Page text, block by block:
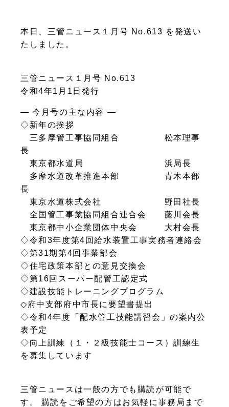
本日、三管ニュース１月号 No.613 を発送い
たしました。
三管ニュース１月号 No.613
令和4年1月1日発行
― 今月号の主な内容 ―
◇新年の挨拶
三多摩管工事協同組合 松本理事
長
東京都水道局 浜局長
多摩水道改革推進本部 青木本部
長
東京水道株式会社 野田社長
全国管工事業協同組合連合会 藤川会長
東京都中小企業団体中央会 大村会長
◇令和3年度第4回給水装置工事実務者連絡会
◇第31期第4回事業部会
◇住宅政策本部との意見交換会
◇第16回スーパー配管工認定式
◇建設技能トレーニングプログラム
◇府中支部府中市長に要望書提出
◇令和4年度「配水管工技能講習会」の案内公
表予定
◇向上訓練（１・２級技能士コース）訓練生
を募集しています
三管ニュースは一般の方でも購読が可能で
す。 購読をご希望の方はお気軽に事務局まで